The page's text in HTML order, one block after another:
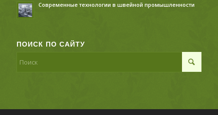
Современные технологии в швейной промышленности
ПОИСК ПО САЙТУ